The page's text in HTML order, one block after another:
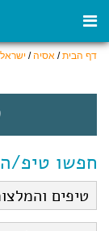
דף הבית/ אסיה/ ישראל
חפשו טיפ/